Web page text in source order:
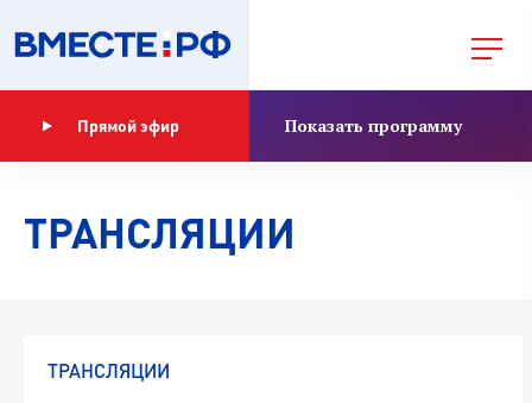
Прямой эфир Показать программу
ТРАНСЛЯЦИИ
ТРАНСЛЯЦИИ